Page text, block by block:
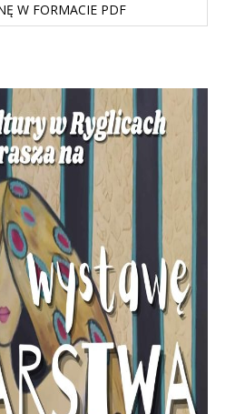
W FORMACIE PDF